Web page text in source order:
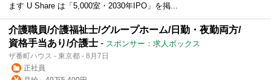
ます U Share は「5,000室・2030年IPO」を掲...
介護職員/介護福祉士/グループホーム/日勤・夜勤両方/
資格手当あり/介護士 - スポンサー：求人ボックス
ザ番町ハウス - 東京都 - 8月7日
正社員